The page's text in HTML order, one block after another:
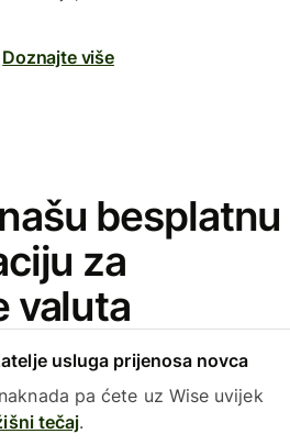
Doznajte više
besplatnu
za
valuta
usluga prijenosa novca
pa ćete uz Wise uvijek
tečaj.